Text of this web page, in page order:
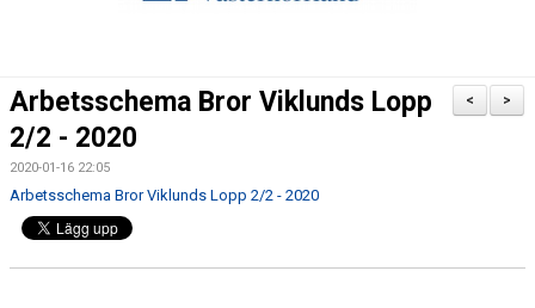
KONTAKT
TÄVLING
ARRANGEMANG
>
<
Arbetsschema Bror Viklunds Lopp
2/2 - 2020
2020-01-16 22:05
Arbetsschema Bror Viklunds Lopp 2/2 - 2020